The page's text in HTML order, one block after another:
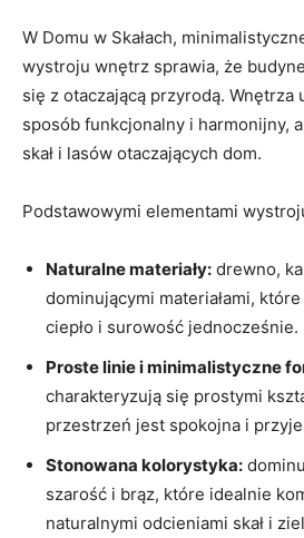
W Domu w Skałach,
wystroju wnętrz sprawia, że
się z otaczającą przyrodą.‍ Wnętrza
sposób ‍funkcjonalny i harmonijny,⁤
skał i⁢ lasów otaczających dom.
Podstawowymi elementami
Naturalne materiały: drewno,⁣
⁣dominującymi materiałami,
‌ciepło i ⁤surowość jednocześnie.
Proste linie i minimalistyczne
charakteryzują się prostymi
przestrzeń jest spokojna‍ i
Stonowana ‌kolorystyka:
szarość i ​brąz,‌ które idealnie
naturalnymi odcieniami ‍skał i‌